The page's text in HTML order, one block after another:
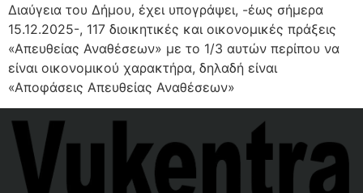
Διαύγεια του Δήμου, έχει υπογράψει, -έως σήμερα
15.12.2025-, 117 διοικητικές και οικονομικές πράξεις
«Απευθείας Αναθέσεων» με το 1/3 αυτών περίπου να
είναι οικονομικού χαρακτήρα, δηλαδή είναι
«Αποφάσεις Απευθείας Αναθέσεων»